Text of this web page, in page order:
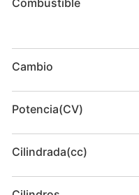
Combustible
Cambio
Potencia(CV)
Cilindrada(cc)